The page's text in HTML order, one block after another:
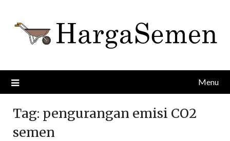
content
Menu
Tag: pengurangan emisi CO2
semen